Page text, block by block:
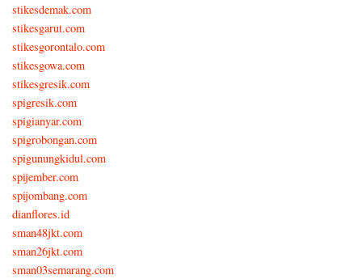
stikesdemak.com
stikesgarut.com
stikesgorontalo.com
stikesgowa.com
stikesgresik.com
spigresik.com
spigianyar.com
spigrobongan.com
spigunungkidul.com
spijember.com
spijombang.com
dianflores.id
sman48jkt.com
sman26jkt.com
sman03semarang.com